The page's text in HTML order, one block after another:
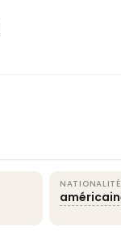
NATIONALITÉ